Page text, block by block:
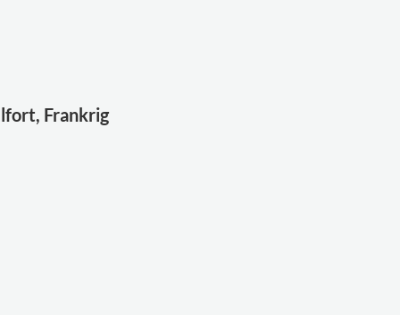
Frankrig